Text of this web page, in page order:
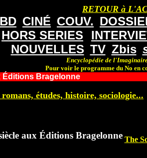
RETOUR à
BD CINÉ COUV.
HORS SERIES
NOUVELLES TV Zbis
Encyclopédie de
Pour voir le programme du No en
Bragelonne
études, histoire, sociologie...
aux Éditions Bragelonne The